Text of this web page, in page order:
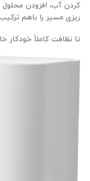
کردن آب، افزودن محلول
ریزی مسیر را باهم
تا نظافت کاملاً خودکار